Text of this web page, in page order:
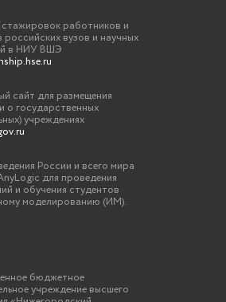
работников и
вузов и научных
в НИУ ВШЭ
сайт для размещения
о государственных
учреждениях
России и всего мира
для проведения
и обучения студентов
моделированию (ИМ).
бюджетное
учреждение высшего